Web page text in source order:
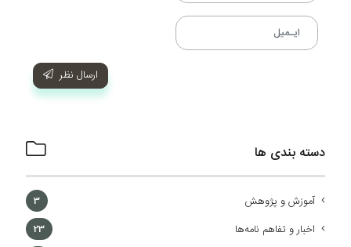
ارسال نظر
دسته بندی ها
آموزش و پژوهش 3
اخبار و تفاهم نامه‌ها 23